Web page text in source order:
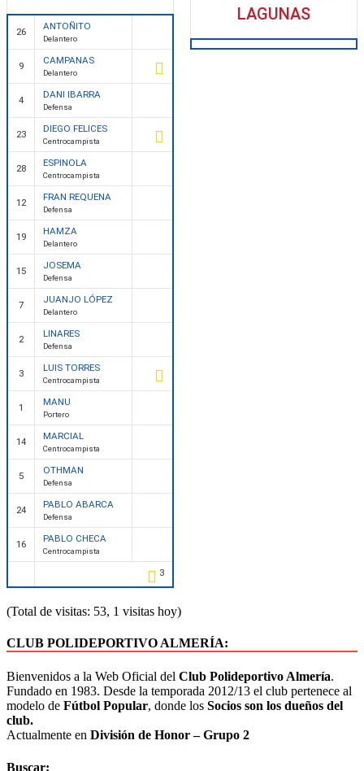
26 ANTOÑITO
Delantero
9 CAMPANAS
Delantero
4 DANI IBARRA
Defensa
23 DIEGO FELICES
Centrocampista
28 ESPINOLA
Centrocampista
12 FRAN REQUENA
Defensa
19 HAMZA
Delantero
15 JOSEMA
Defensa
7 JUANJO LÓPEZ
Delantero
2 LINARES
Defensa
3 LUIS TORRES
Centrocampista
1 MANU
Portero
14 MARCIAL
Centrocampista
5 OTHMAN
Defensa
24 PABLO ABARCA
Defensa
16 PABLO CHECA
Centrocampista
3
LAGUNAS
(Total de visitas: 53, 1 visitas hoy)
CLUB POLIDEPORTIVO ALMERÍA:
Bienvenidos a la Web Oficial del Club Polideportivo Almería.
Fundado en 1983. Desde la temporada 2012/13 el club pertenece al
modelo de Fútbol Popular, donde los Socios son los dueños del
club.
Actualmente en División de Honor – Grupo 2
Buscar: